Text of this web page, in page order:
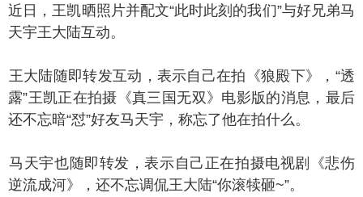
，王凯晒照片并配文“此时此刻的我们”与好兄弟马
天宇王大陆互动。
陆随即转发互动，表示自己在拍《狼殿下》，“透
露”王凯正在拍摄《真三国无双》电影版的消息，最后
还不忘暗“怼”好友马天宇，称忘了他在拍什么。
宇也随即转发，表示自己正在拍摄电视剧《悲伤
逆流成河》，还不忘调侃王大陆“你滚犊砸~”。